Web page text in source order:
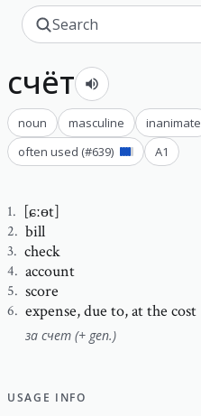
счёт
noun masculine inanimate
often used (#639) A1
1. [ɕːɵt]
2. bill
3. check
4. account
5. score
6. expense,due to, at the cost
за счет (+ gen.)
USAGE INFO